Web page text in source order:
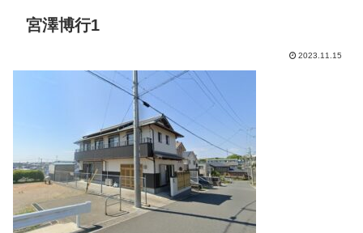
宮澤博行1
2023.11.15